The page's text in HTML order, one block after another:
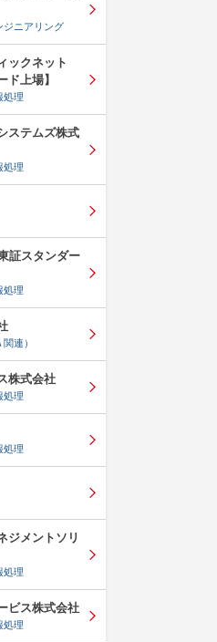
ジニアリング
ックネット
ド上場】
処理
ステムズ株式
処理
証スタンダー
処理
連）
株式会社
処理
処理
ジメントソリ
処理
ビス株式会社
処理